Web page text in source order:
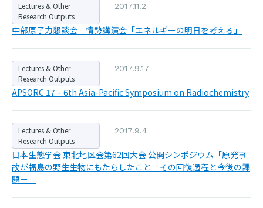
Lectures & Other
Research Outputs
2017.11.2
中部原子力懇談会 情勢講演会「エネルギーの明日を考える」
Lectures & Other
Research Outputs
2017.9.17
APSORC 17 – 6th Asia-Pacific Symposium on Radiochemistry
Lectures & Other
Research Outputs
2017.9.4
日本生態学会 東北地区会第62回大会 公開シンポジウム「原発事
故が福島の野生生物にもたらしたこと－その回復過程と今後の課
題－」